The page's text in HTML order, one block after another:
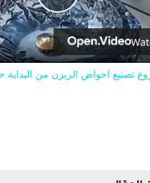
Play
Video
تصنيع احواض الريزن من البداية